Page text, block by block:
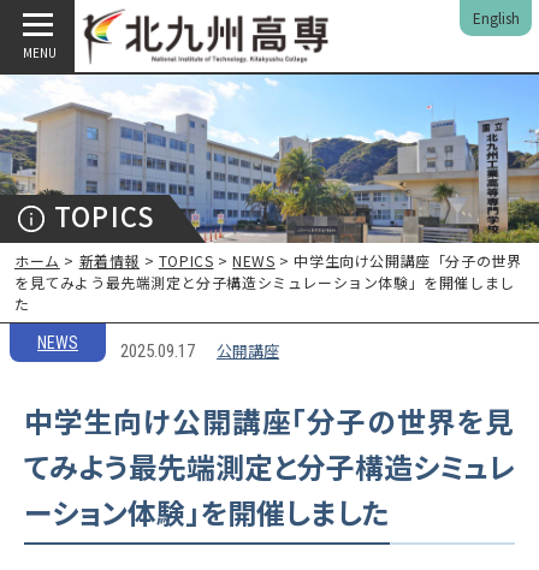
MENU
English
TOPICS
ホーム > 新着情報 > TOPICS >NEWS > 中学生向け公開講座「分子の世界
を見てみよう最先端測定と分子構造シミュレーション体験」を開催しまし
た
NEWS 2025.09.17 公開講座
中学生向け公開講座「分子の世界を見
てみよう最先端測定と分子構造シミュレ
ーション体験」を開催しました